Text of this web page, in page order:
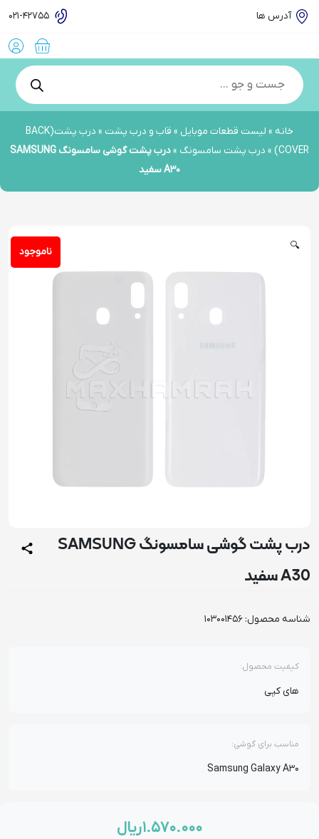
آدرس ها
Products
search
خانه » لیست قطعات موبایل » قاب و درب پشت »
درب پشت(BACK
COVER)
» درب پشت سامسونگ »
درب پشت گوشی سامسونگ SAMSUNG
A30 سفید
ناموجود 🔍
درب پشت گوشی سامسونگ SAMSUNG
A30 سفید
شناسه محصول: 103001456
کیفیت محصول:
های کپی
مناسب برای گوشی:
Samsung Galaxy A30
۱.۵۷۰.۰۰۰ریال